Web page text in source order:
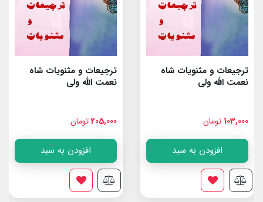
ترجیعات و مثنویات شاه
نعمت الله ولى
103,000 تومان
افزودن به سبد
ترجیعات و مثنویات شاه
نعمت الله ولى
205,000تومان
افزودن به سبد